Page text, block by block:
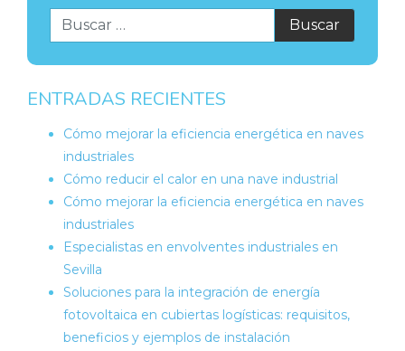
ENTRADAS RECIENTES
Cómo mejorar la eficiencia energética en naves
industriales
Cómo reducir el calor en una nave industrial
Cómo mejorar la eficiencia energética en naves
industriales
Especialistas en envolventes industriales en
Sevilla
Soluciones para la integración de energía
fotovoltaica en cubiertas logísticas: requisitos,
beneficios y ejemplos de instalación